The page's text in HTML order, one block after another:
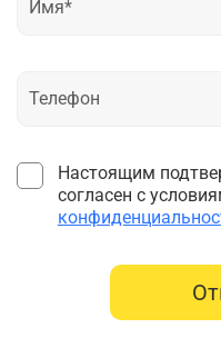
Настоящим
согласен с